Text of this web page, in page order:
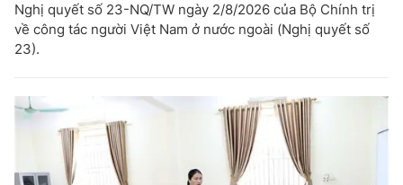
Nghị quyết số 23-NQ/TW ngày 2/8/2026 của Bộ Chính trị
về công tác người Việt Nam ở nước ngoài (Nghị quyết số
23).